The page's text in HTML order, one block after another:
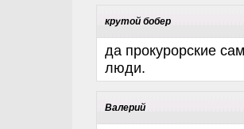
крутой бобер
да прокурорские
люди.
Валерий